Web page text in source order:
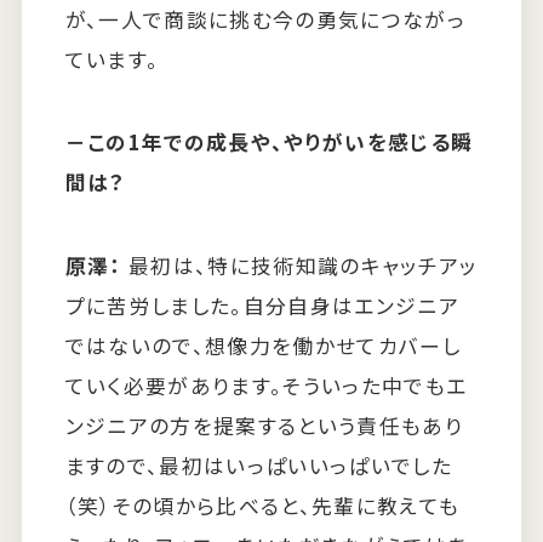
が、一人で商談に挑む今の勇気につながっ
ています。
－ この1年での成長や、やりがいを感じる瞬
間は？
原澤： 最初は、特に技術知識のキャッチアッ
プに苦労しました。自分自身はエンジニア
ではないので、想像力を働かせてカバーし
ていく必要があります。そういった中でもエ
ンジニアの方を提案するという責任もあり
ますので、最初はいっぱいいっぱいでした
（笑）その頃から比べると、先輩に教えても